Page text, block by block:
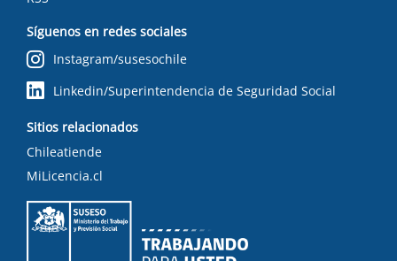
Síguenos en redes sociales
Instagram/susesochile
Linkedin/Superintendencia de Seguridad Social
Sitios relacionados
Chileatiende
MiLicencia.cl